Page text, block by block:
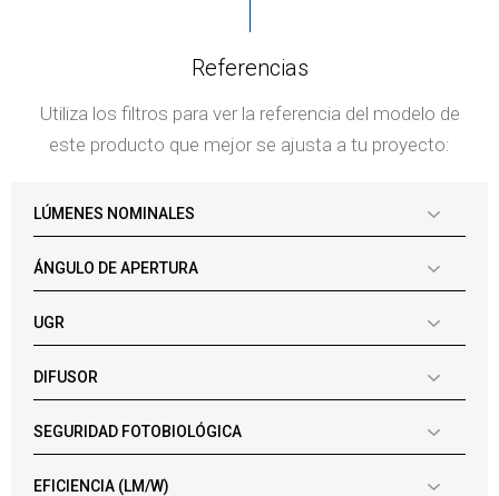
Referencias
Utiliza los filtros para ver la referencia del modelo de
este producto que mejor se ajusta a tu proyecto:
LÚMENES NOMINALES
ÁNGULO DE APERTURA
UGR
DIFUSOR
SEGURIDAD FOTOBIOLÓGICA
EFICIENCIA (LM/W)